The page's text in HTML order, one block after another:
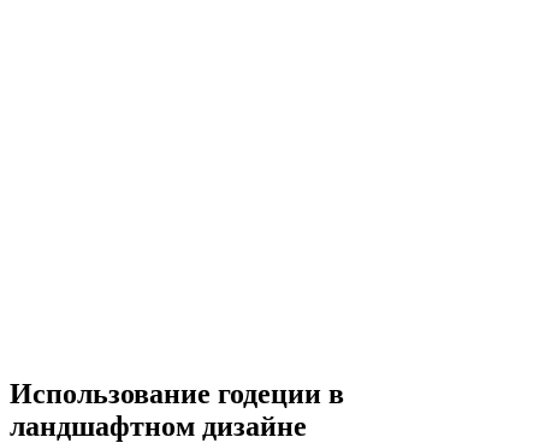
Использование годеции в
ландшафтном дизайне